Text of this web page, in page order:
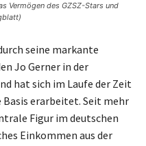
Vermögen des GZSZ-Stars und
seine markante
Jo Gerner in der
hat sich im Laufe der Zeit
erarbeitet. Seit mehr
Figur im deutschen
Einkommen aus der